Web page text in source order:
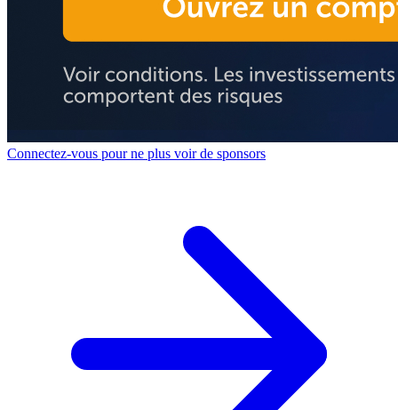
Connectez-vous pour ne plus voir de sponsors